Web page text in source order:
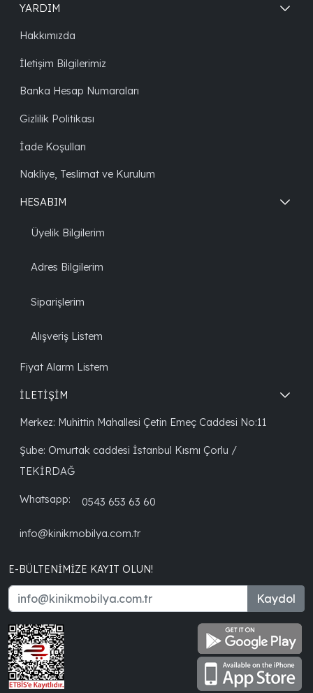
YARDIM
Hakkımızda
İletişim Bilgilerimiz
Banka Hesap Numaraları
Gizlilik Politikası
İade Koşulları
Nakliye, Teslimat ve Kurulum
HESABIM
Üyelik Bilgilerim
Adres Bilgilerim
Siparişlerim
Alışveriş Listem
Fiyat Alarm Listem
İLETİŞİM
Merkez: Muhittin Mahallesi Çetin Emeç Caddesi No:11
Şube: Omurtak caddesi İstanbul Kısmı Çorlu /
TEKİRDAĞ
Whatsapp: 0543 653 63 60
info@kinikmobilya.com.tr
E-BÜLTENIMIZE KAYIT OLUN!
Kaydol